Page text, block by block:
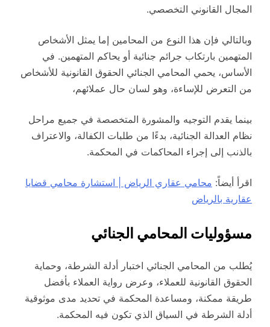
المجال القانوني التخصصي.
وبالتالي فإن هذا النوع من المحامين إما يمثل الأشخاص
المتهمين بارتكاب جرائم جنائية أو يحاكم المتهمين. في
الأساس، يحمي المحامي الجنائي الحقوق القانونية للأشخاص
من التعرض للإساءة، وهو لسان حال عملائهم،
بينما يقدم التوجيه والمشورة المتخصصة في جميع مراحل
نظام العدالة الجنائية، بدءًا من طلبات الكفالة، والاعتراف
بالذنب إلى إجراء المحاكمات في المحكمة.
اقرأ أيضاً: محامي عقاري الرياض | استشارة محامي قضايا
عقارية بالرياض
مسؤوليات المحامي الجنائي
يُطلب من المحامي الجنائي اختبار أدلة الشرطة، وحماية
الحقوق القانونية للعملاء، وعرض رواية العملاء بأفضل
طريقة ممكنة، ومساعدة المحكمة في تحديد مدى موثوقية
أدلة الشرطة في السياق الذي تكون فيه المحكمة.